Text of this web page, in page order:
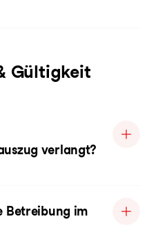
Gültigkeit
verlangt?
Betreibung im